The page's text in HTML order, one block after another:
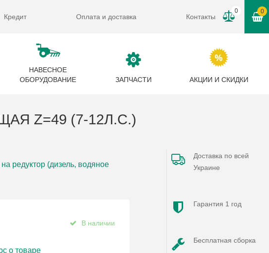
Кредит Оплата и доставка Контакты
0 0
НАВЕСНОЕ
ОБОРУДОВАНИЕ
ЗАПЧАСТИ АКЦИИ И СКИДКИ
Z=49 (7-12Л.С.)
редуктор (дизель, водяное
В наличии
о товаре
Доставка по всей
Украине
Гарантия 1 год
Бесплатная сборка